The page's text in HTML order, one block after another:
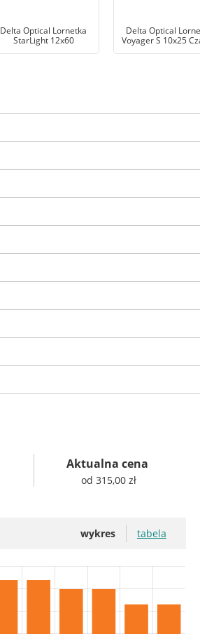
Delta Optical Lornetka
StarLight 12x60
Delta Optical
Voyager S 10x25
Aktualna cena
od 315,00 zł
wykres tabela